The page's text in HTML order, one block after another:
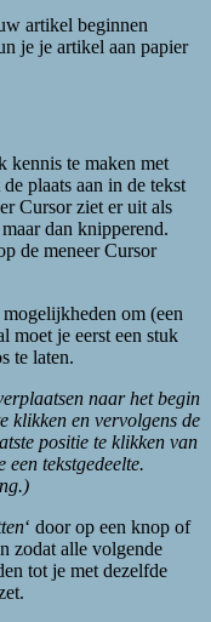
artikel beginnen
je je artikel aan papier
kennis te maken met
plaats aan in de tekst
Cursor ziet er uit als
dan knipperend.
de meneer Cursor
om (een
moet je eerst een stuk
te laten.
naar het begin
klikken en vervolgens de
positie te klikken van
een tekstgedeelte.
‘ door op een knop of
zodat alle volgende
tot je met dezelfde